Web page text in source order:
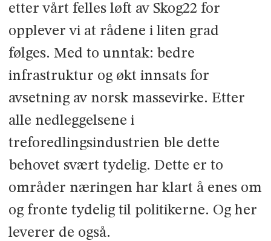
etter vårt felles løft av Skog22 for
opplever vi at rådene i liten grad
følges. Med to unntak: bedre
infrastruktur og økt innsats for
avsetning av norsk massevirke. Etter
alle nedleggelsene i
treforedlingsindustrien ble dette
behovet svært tydelig. Dette er to
områder næringen har klart å enes om
og fronte tydelig til politikerne. Og her
leverer de også.